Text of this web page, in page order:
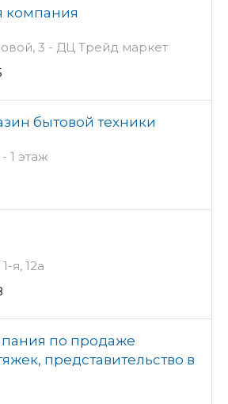
компания
3 - ДЦ Трейд маркет
бытовой техники
1 этаж
я, 12а
по продаже
представительство в